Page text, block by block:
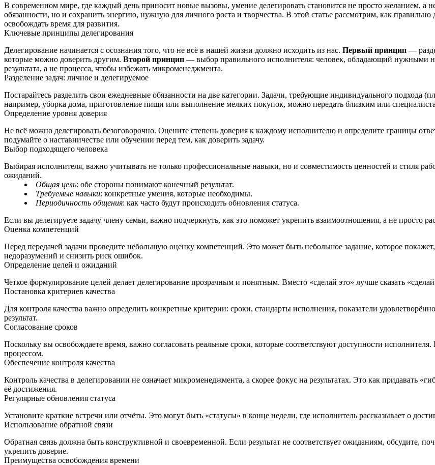
В современном мире, где каждый день приносит новые вызовы, умение делегировать становится не просто желанием, а
обязанности, но и сохранить энергию, нужную для личного роста и творчества. В этой статье рассмотрим, как
освобождать время для развития.
Ключевые принципы делегирования
Делегирование начинается с осознания того, что не всё в нашей жизни должно исходить из нас. Первый принцип —
которые можно доверить другим. Второй принцип — выбор правильного исполнителя: человек, обладающий нужными
результата, а не процесса, чтобы избежать микроменеджмента.
Разделение задач: личное и делегируемое
Постарайтесь разделить свои ежедневные обязанности на две категории. Задачи, требующие индивидуального подхода
например, уборка дома, приготовление пищи или выполнение мелких покупок, можно передать близким или
Определение уровня доверия
Не всё можно делегировать безоговорочно. Оцените степень доверия к каждому исполнителю и определите границы
подумайте о наставничестве или обучении перед тем, как доверить задачу.
Выбор подходящего человека
Выбирая исполнителя, важно учитывать не только профессиональные навыки, но и совместимость ценностей и стиля
ожиданий.
Общая цель: обе стороны понимают конечный результат.
Требуемые навыки: конкретные умения, которые необходимы.
Периодичность общения: как часто будут происходить обновления статуса.
Если вы делегируете задачу члену семьи, важно подчеркнуть, как это поможет укрепить взаимоотношения, а не просто
Оценка компетенций
Перед передачей задачи проведите небольшую оценку компетенций. Это может быть небольшое задание, которое
недоразумений и снизить риск ошибок.
Определение целей и ожиданий
Четкое формулирование целей делает делегирование прозрачным и понятным. Вместо «сделай это» лучше сказать «сделай
Постановка критериев качества
Для контроля качества важно определить конкретные критерии: сроки, стандарты исполнения, показатели
результат.
Согласование сроков
Поскольку вы освобождаете время, важно согласовать реальные сроки, которые соответствуют доступности исполнителя.
процессом.
Обеспечение контроля качества
Контроль качества в делегировании не означает микроменеджмента, а скорее фокус на результатах. Это как придавать
её достижения.
Регулярные обновления статуса
Установите краткие встречи или отчёты. Это могут быть «статусы» в конце недели, где исполнитель рассказывает о
Использование обратной связи
Обратная связь должна быть конструктивной и своевременной. Если результат не соответствует ожиданиям, обсудите,
укрепить доверие.
Преимущества освобождения времени